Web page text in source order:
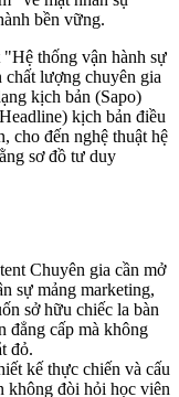
bền vững.
thống vận hành sự
lượng chuyên gia
kịch bản (Sapo)
kịch bản điều
cho đến nghệ thuật hệ
sơ đồ tư duy
Chuyên gia cần mở
sự mảng marketing,
sở hữu chiếc la bàn
đẳng cấp mà không
đỏ.
kế thực chiến và cấu
không đòi hỏi học viên